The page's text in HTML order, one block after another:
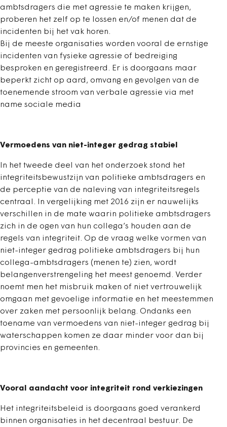
ambtsdragers die met agressie te maken krijgen,
proberen het zelf op te lossen en/of menen dat de
incidenten bij het vak horen.
Bij de meeste organisaties worden vooral de ernstige
incidenten van fysieke agressie of bedreiging
besproken en geregistreerd. Er is doorgaans maar
beperkt zicht op aard, omvang en gevolgen van de
toenemende stroom van verbale agressie via met
name sociale media
Vermoedens van niet-integer gedrag stabiel
In het tweede deel van het onderzoek stond het
integriteitsbewustzijn van politieke ambtsdragers en
de perceptie van de naleving van integriteitsregels
centraal. In vergelijking met 2016 zijn er nauwelijks
verschillen in de mate waarin politieke ambtsdragers
zich in de ogen van hun collega’s houden aan de
regels van integriteit. Op de vraag welke vormen van
niet-integer gedrag politieke ambtsdragers bij hun
collega-ambtsdragers (menen te) zien, wordt
belangenverstrengeling het meest genoemd. Verder
noemt men het misbruik maken of niet vertrouwelijk
omgaan met gevoelige informatie en het meestemmen
over zaken met persoonlijk belang. Ondanks een
toename van vermoedens van niet-integer gedrag bij
waterschappen komen ze daar minder voor dan bij
provincies en gemeenten.
Vooral aandacht voor integriteit rond verkiezingen
Het integriteitsbeleid is doorgaans goed verankerd
binnen organisaties in het decentraal bestuur. De